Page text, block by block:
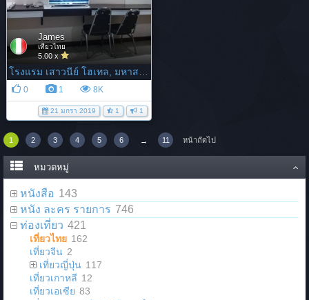
James
เที่ยวไทย
5.00 x
0 1 8K
21 มกรา 2019 1 1
1 2 3 4 5 6 → 11 หน้าถัดไป
หมวดหมู่
หนังสือ 143
หนัง ละคร รายการ 746
ท่องเที่ยว 421
เที่ยวไทย 162
เที่ยวจีน 2
เที่ยวญี่ปุ่น 117
เที่ยวเกาหลี 12
เที่ยวเอเซีย 83